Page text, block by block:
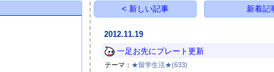
< 新しい記事 新着記
2012.11.19
一足お先にプレート更新
テーマ： ★留学生活★(633)